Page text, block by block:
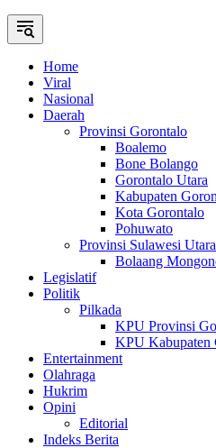
Home
Viral
Nasional
Daerah
Provinsi Gorontalo
Boalemo
Bone Bolango
Gorontalo Utara
Kabupaten
Kota Gorontalo
Pohuwato
Provinsi Sulawesi Utara
Bolaang
Legislatif
Politik
Pilkada
KPU Provinsi
KPU Kabupaten
Entertainment
Olahraga
Hukrim
Opini
Editorial
Indeks Berita